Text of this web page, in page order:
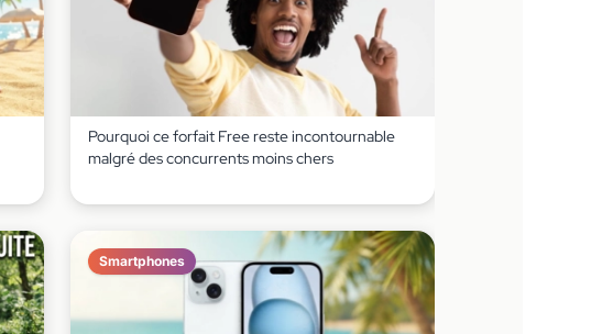
Pourquoi ce forfait Free reste incontournable
malgré des concurrents moins chers
Smartphones